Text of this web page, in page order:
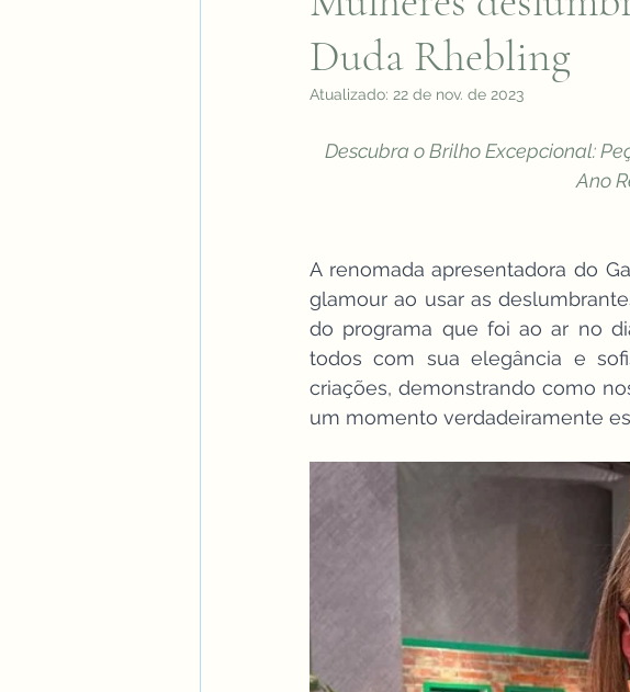
Duda Rhebling
Atualizado: 22 de nov. de 2023
Descubra o Brilho Excepcional:
Ano
A renomada apresentadora do
glamour ao usar as
do programa que foi ao ar no
todos com sua elegância e
criações, demonstrando como
um momento verdadeiramente